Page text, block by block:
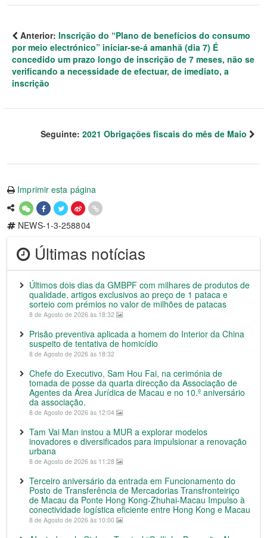
Anterior: Inscrição do “Plano de benefícios do consumo
por meio electrónico” iniciar-se-á amanhã (dia 7) É
concedido um prazo longo de inscrição de 7 meses, não se
verificando a necessidade de efectuar, de imediato, a
inscrição
Seguinte: 2021 Obrigações fiscais do mês de Maio
Imprimir esta página
NEWS-1-3-258804
Últimas notícias
Últimos dois dias da GMBPF com milhares de produtos de
qualidade, artigos exclusivos ao preço de 1 pataca e
sorteio com prémios no valor de milhões de patacas
8 de Agosto de 2026 às 18:32
Prisão preventiva aplicada a homem do Interior da China
suspeito de tentativa de homicídio
8 de Agosto de 2026 às 18:32
Chefe do Executivo, Sam Hou Fai, na cerimónia de
tomada de posse da quarta direcção da Associação de
Agentes da Área Jurídica de Macau e no 10.º aniversário
da associação.
8 de Agosto de 2026 às 12:04
Tam Vai Man instou a MUR a explorar modelos
inovadores e diversificados para impulsionar a renovação
urbana
8 de Agosto de 2026 às 11:28
Terceiro aniversário da entrada em Funcionamento do
Posto de Transferência de Mercadorias Transfronteiriço
de Macau da Ponte Hong Kong-Zhuhai-Macau Impulso à
conectividade logística eficiente entre Hong Kong e Macau
8 de Agosto de 2026 às 10:00